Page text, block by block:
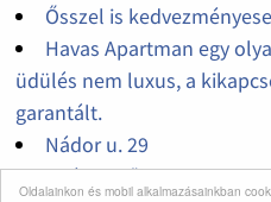
Oldalainkon és mobil alkalmazásainkban
Ősszel is
Havas Apartman egy
üdülés nem luxus, a
garantált.
Nádor u. 29
Nyár Mezőkövesden